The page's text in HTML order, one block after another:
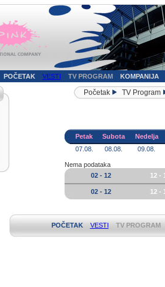
POČETAK VESTI TV PROGRAM KOMPANIJA
Početak TV Program
Petak Subota
Nedelja
07.08.
08.08. 09.08.
Nema podataka
02 - 12
12 -
02 - 12 12 -
POČETAK VESTI TV PROGRAM